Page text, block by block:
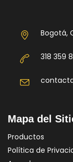
Bogotá,
318 359
Mapa del
Productos
Política de